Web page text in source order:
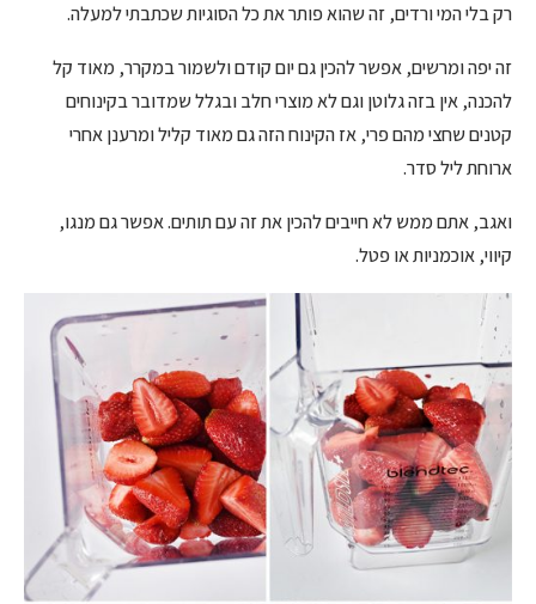
רק בלי המי ורדים, זה שהוא פותר את כל הסוגיות שכתבתי למעלה.
זה יפה ומרשים, אפשר להכין גם יום קודם ולשמור במקרר, מאוד קל
להכנה, אין בזה גלוטן וגם לא מוצרי חלב ובגלל שמדובר בקינוחים
קטנים שחצי מהם פרי, אז הקינוח הזה גם מאוד קליל ומרענן אחרי
ארוחת ליל סדר.
ואגב, אתם ממש לא חייבים להכין את זה עם תותים. אפשר גם מנגו,
קיווי, אוכמניות או פטל.